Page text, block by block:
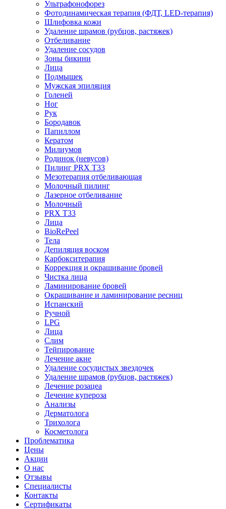
Ультрафонофорез
Фотодинамическая терапия (ФДТ, LED-терапия)
Шлифовка кожи
Удаление шрамов (рубцов, растяжек)
Отбеливание
Удаление сосудов
Зоны бикини
Лица
Подмышек
Мужская эпиляция
Голеней
Ног
Рук
Бородавок
Папиллом
Кератом
Милиумов
Родинок (невусов)
Пилинг PRX T33
Мезотерапия отбеливающая
Молочный пилинг
Лазерное отбеливание
Молочный
PRX T33
Лица
BioRePeel
Тела
Депиляция воском
Карбокситерапия
Коррекция и окрашивание бровей
Чистка лица
Ламинирование бровей
Окрашивание и ламинирование ресниц
Испанский
Ручной
LPG
Лица
Слим
Тейпирование
Лечение акне
Удаление сосудистых звездочек
Удаление шрамов (рубцов, растяжек)
Лечение розацеа
Лечение купероза
Анализы
Дерматолога
Трихолога
Косметолога
Проблематика
Цены
Акции
О нас
Отзывы
Cпециалисты
Контакты
Сертификаты